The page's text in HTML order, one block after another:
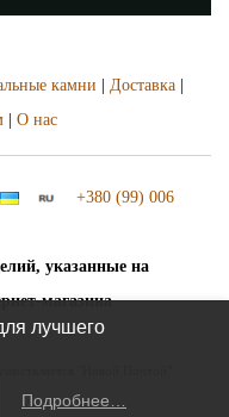
камни | Доставка |
| О нас
+380 (99) 006
указанные на
магазина
лучшего
Подробнее…